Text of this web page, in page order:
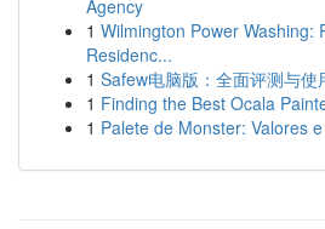
Agency
1 Wilmington Power Washing:
Residenc...
1 Safew电脑版：全面评测与使
1 Finding the Best Ocala
1 Palete de Monster: Valores